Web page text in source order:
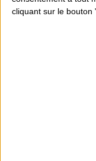
cliquant sur le bouton
Magasin sur